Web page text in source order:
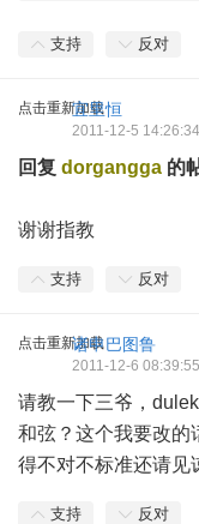
支持 反对
点击重新加载
宜里恒
2011-12-5 14:26:34
回复 dorgangga 的
谢谢指教
支持 反对
点击重新加载诸申巴图鲁
2011-12-6 08:39:55
请教一下三爷，
和弦？这个我要改的
得不对不标准还请见
支持 反对